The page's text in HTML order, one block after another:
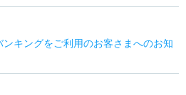
キングをご利用のお客さまへのお知